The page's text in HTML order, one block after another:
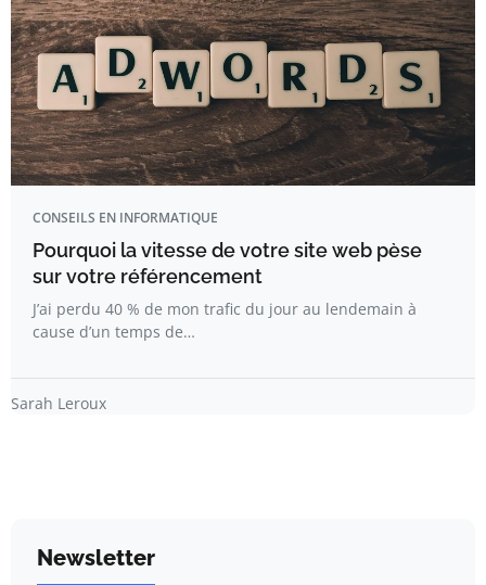
CONSEILS EN INFORMATIQUE
Pourquoi la vitesse de votre site web pèse
sur votre référencement
J’ai perdu 40 % de mon trafic du jour au lendemain à
cause d’un temps de…
Sarah Leroux
Newsletter